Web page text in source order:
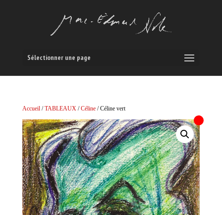
Sélectionner une page
Accueil/TABLEAUX/Céline/ Céline vert